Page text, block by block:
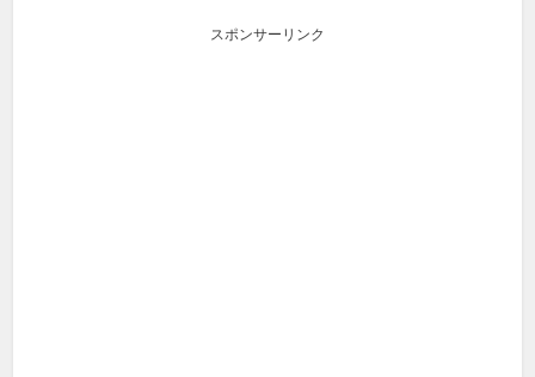
スポンサーリンク